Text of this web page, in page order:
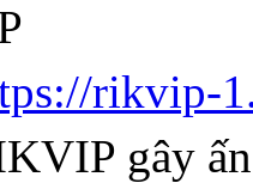
rikvip-
gây